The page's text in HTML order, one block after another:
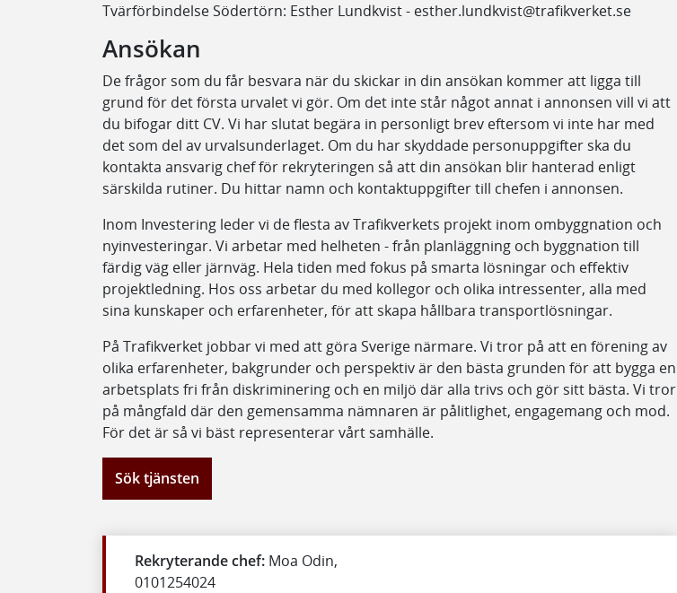
Tvärförbindelse Södertörn: Esther Lundkvist - esther.lundkvist@trafikverket.se
Ansökan
De frågor som du får besvara när du skickar in din ansökan kommer att ligga till
grund för det första urvalet vi gör. Om det inte står något annat i annonsen vill vi att
du bifogar ditt CV. Vi har slutat begära in personligt brev eftersom vi inte har med
det som del av urvalsunderlaget. Om du har skyddade personuppgifter ska du
kontakta ansvarig chef för rekryteringen så att din ansökan blir hanterad enligt
särskilda rutiner. Du hittar namn och kontaktuppgifter till chefen i annonsen.
Inom Investering leder vi de flesta av Trafikverkets projekt inom ombyggnation och
nyinvesteringar. Vi arbetar med helheten - från planläggning och byggnation till
färdig väg eller järnväg. Hela tiden med fokus på smarta lösningar och effektiv
projektledning. Hos oss arbetar du med kollegor och olika intressenter, alla med
sina kunskaper och erfarenheter, för att skapa hållbara transportlösningar.
På Trafikverket jobbar vi med att göra Sverige närmare. Vi tror på att en förening av
olika erfarenheter, bakgrunder och perspektiv är den bästa grunden för att bygga en
arbetsplats fri från diskriminering och en miljö där alla trivs och gör sitt bästa. Vi tror
på mångfald där den gemensamma nämnaren är pålitlighet, engagemang och mod.
För det är så vi bäst representerar vårt samhälle.
Sök tjänsten
Rekryterande chef: Moa Odin,
0101254024